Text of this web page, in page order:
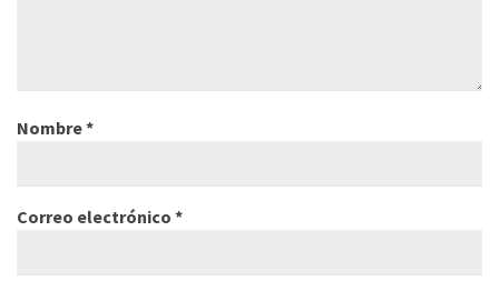
Nombre*
Correo electrónico *